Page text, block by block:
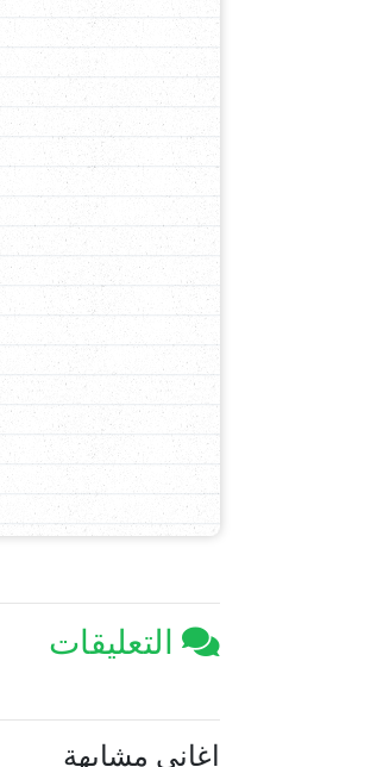
التعليقات
اغاني مشابهة